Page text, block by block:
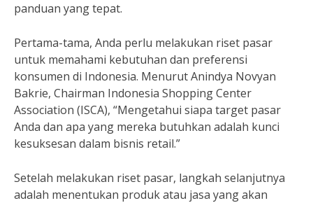
panduan yang tepat.
Pertama-tama, Anda perlu melakukan riset pasar
untuk memahami kebutuhan dan preferensi
konsumen di Indonesia. Menurut Anindya Novyan
Bakrie, Chairman Indonesia Shopping Center
Association (ISCA), “Mengetahui siapa target pasar
Anda dan apa yang mereka butuhkan adalah kunci
kesuksesan dalam bisnis retail.”
Setelah melakukan riset pasar, langkah selanjutnya
adalah menentukan produk atau jasa yang akan